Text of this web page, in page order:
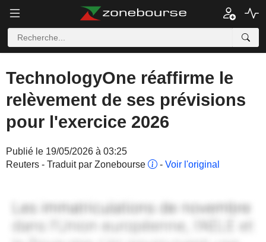
TechnologyOne réaffirme le
relèvement de ses prévisions
pour l'exercice 2026
Publié le 19/05/2026 à 03:25
Reuters - Traduit par Zonebourse
- Voir l'original